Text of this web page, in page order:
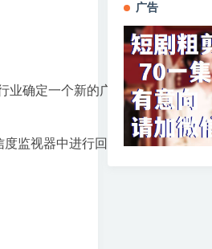
确定一个新的广播标准，尤
视器中进行回顾，是的，它
广告